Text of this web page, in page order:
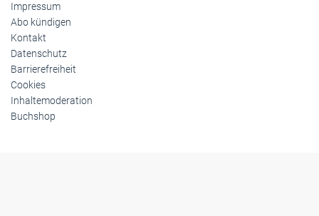
Impressum
Abo kündigen
Kontakt
Datenschutz
Barrierefreiheit
Cookies
Inhaltemoderation
Buchshop